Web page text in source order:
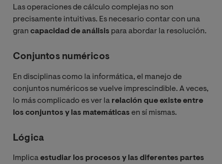
Las operaciones de cálculo complejas no son
precisamente intuitivas. Es necesario contar con una
gran capacidad de análisis para abordar la resolución.
Conjuntos numéricos
En disciplinas como la informática, el manejo de
conjuntos numéricos se vuelve imprescindible. A veces,
lo más complicado es ver la relación que existe entre
los conjuntos y las matemáticas en sí mismas.
Lógica
Implicaestudiar los procesos y las diferentes partes